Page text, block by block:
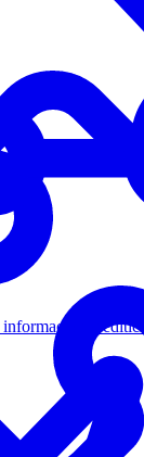
crediticia